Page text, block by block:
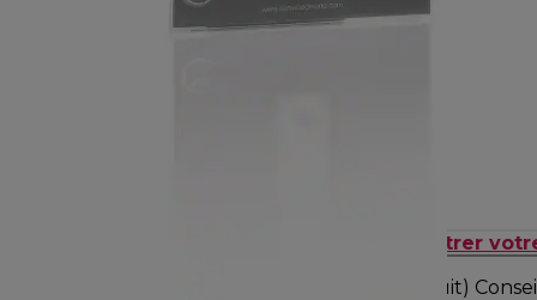
Enregistrer
(Étiquettes produit)